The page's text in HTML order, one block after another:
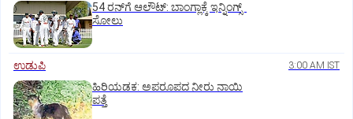
54 ರನ್‌ಗೆ ಆಲೌಟ್‌: ಬಾಂಗ್ಲಾಕ್ಕೆ ಇನ್ನಿಂಗ್ಸ್‌
ಸೋಲು
ಉಡುಪಿ 3:00 AM IST
ಹಿರಿಯಡಕ: ಅಪರೂಪದ ನೀರು ನಾಯಿ
ಪತ್ತೆ